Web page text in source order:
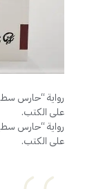
رواية “حارس سطح
على الكتب.
رواية “حارس سطح
على الكتب.